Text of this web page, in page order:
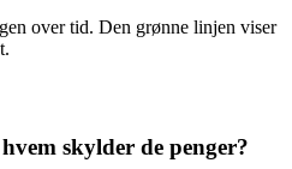
over tid. Den grønne linjen viser
skylder de penger?